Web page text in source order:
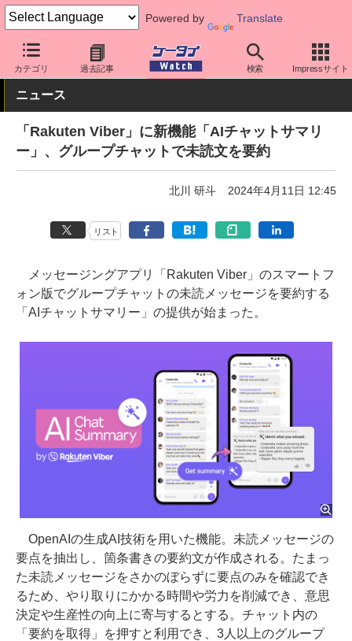
Powered by Translate
カテゴリ 過去記事 検索 Impressサイト
ケータイ Watch キャリア 楽天 アプリ・サービス
ニュース
「Rakuten Viber」に新機能「AIチャットサマリ
ー」、グループチャットで未読文を要約
北川 研斗 2024年4月11日 12:45
リスト
メッセージングアプリ「Rakuten Viber」のスマートフ
ォン版でグループチャットの未読メッセージを要約する
「AIチャットサマリー」の提供が始まった。
OpenAIの生成AI技術を用いた機能。未読メッセージの
要点を抽出し、箇条書きの要約文が作成される。たまっ
た未読メッセージをさかのぼらずに要点のみを確認でき
るため、やり取りにかかる時間や労力を削減でき、意思
決定や生産性の向上に寄与するとする。チャット内の
「要約を取得」を押すと利用でき、3人以上のグループ